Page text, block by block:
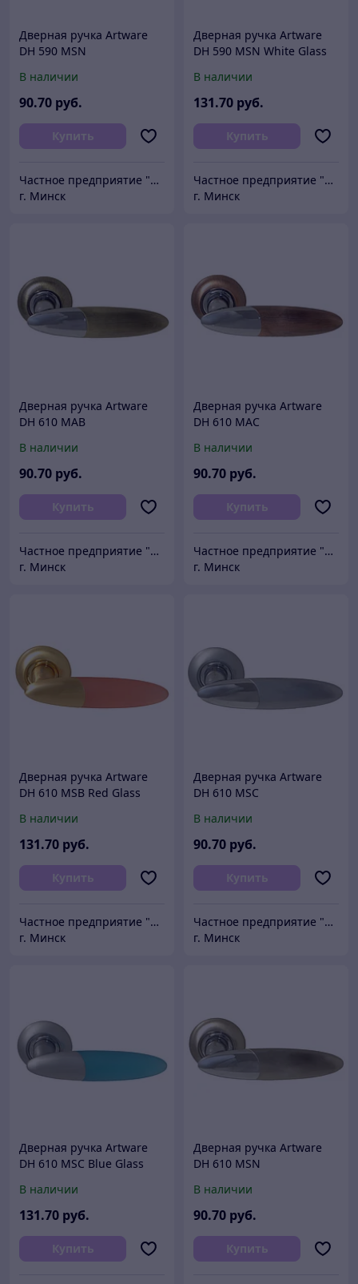
Дверная ручка Artware
DH 590 MSN
В наличии
90.70 руб.
Купить
Частное предприятие "Сибалок"
г. Минск
Дверная ручка Artware
DH 590 MSN White Glass
В наличии
131.70 руб.
Купить
Частное предприятие "Сибалок"
г. Минск
Дверная ручка Artware
DH 610 MAB
В наличии
90.70 руб.
Купить
Частное предприятие "Сибалок"
г. Минск
Дверная ручка Artware
DH 610 MAC
В наличии
90.70 руб.
Купить
Частное предприятие "Сибалок"
г. Минск
Дверная ручка Artware
DH 610 MSB Red Glass
В наличии
131.70 руб.
Купить
Частное предприятие "Сибалок"
г. Минск
Дверная ручка Artware
DH 610 MSC
В наличии
90.70 руб.
Купить
Частное предприятие "Сибалок"
г. Минск
Дверная ручка Artware
DH 610 MSC Blue Glass
В наличии
131.70 руб.
Купить
Дверная ручка Artware
DH 610 MSN
В наличии
90.70 руб.
Купить